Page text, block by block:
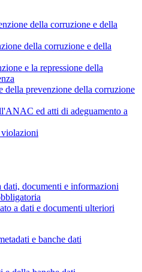
della corruzione e della
della corruzione e della
e la repressione della
della prevenzione della corruzione
ed atti di adeguamento a
dati, documenti e informazioni
a dati e documenti ulteriori
e banche dati